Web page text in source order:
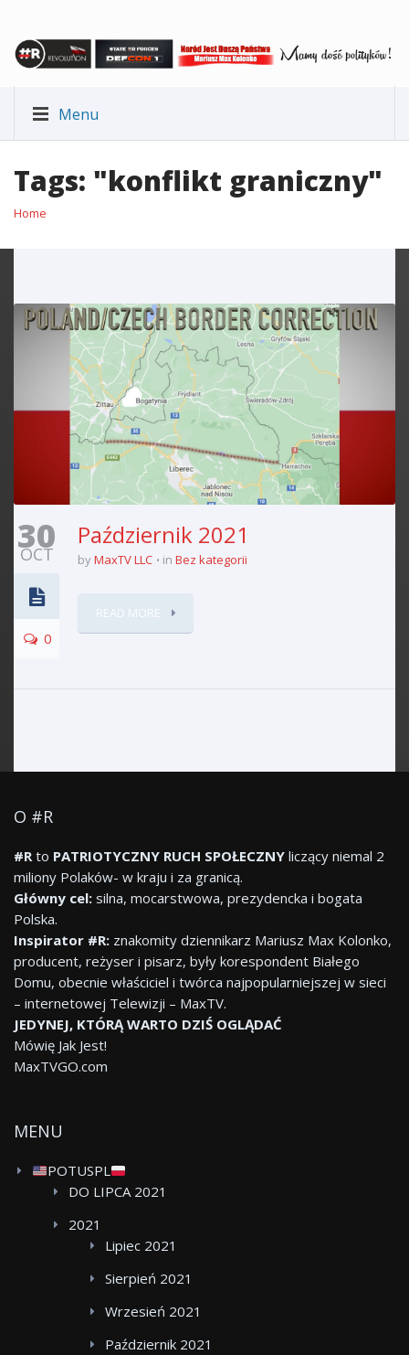
Menu
Tags: "konflikt graniczny"
Home
30
OCT
0
Październik 2021
byMaxTV LLC in Bez kategorii
READ MORE
O #R
#Rto PATRIOTYCZNY RUCH SPOŁECZNY liczący niemal 2
miliony Polaków- w kraju i za granicą.
Główny cel: silna, mocarstwowa, prezydencka i bogata
Polska.
Inspirator #R: znakomity dziennikarz Mariusz Max Kolonko,
producent, reżyser i pisarz, były korespondent Białego
Domu, obecnie właściciel i twórca najpopularniejszej w sieci
– internetowej Telewizji – MaxTV.
JEDYNEJ, KTÓRĄ WARTO DZIŚ OGLĄDAĆ
Mówię Jak Jest!
MaxTVGO.com
MENU
POTUSPL
DO LIPCA 2021
2021
Lipiec 2021
Sierpień 2021
Wrzesień 2021
Październik 2021